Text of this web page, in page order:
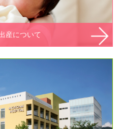
産について